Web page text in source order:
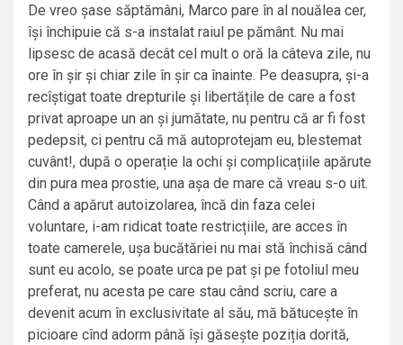
De vreo șase săptămâni, Marco pare în al nouălea cer,
își închipuie că s-a instalat raiul pe pământ. Nu mai
lipsesc de acasă decât cel mult o oră la câteva zile, nu
ore în șir și chiar zile în șir ca înainte. Pe deasupra, și-a
recîștigat toate drepturile și libertățile de care a fost
privat aproape un an și jumătate, nu pentru că ar fi fost
pedepsit, ci pentru că mă autoprotejam eu, blestemat
cuvânt!, după o operație la ochi și complicațiile apărute
din pura mea prostie, una așa de mare că vreau s-o uit.
Când a apărut autoizolarea, încă din faza celei
voluntare, i-am ridicat toate restricțiile, are acces în
toate camerele, ușa bucătăriei nu mai stă închisă când
sunt eu acolo, se poate urca pe pat și pe fotoliul meu
preferat, nu acesta pe care stau când scriu, care a
devenit acum în exclusivitate al său, mă bătucește în
picioare cînd adorm până își găsește poziția dorită,